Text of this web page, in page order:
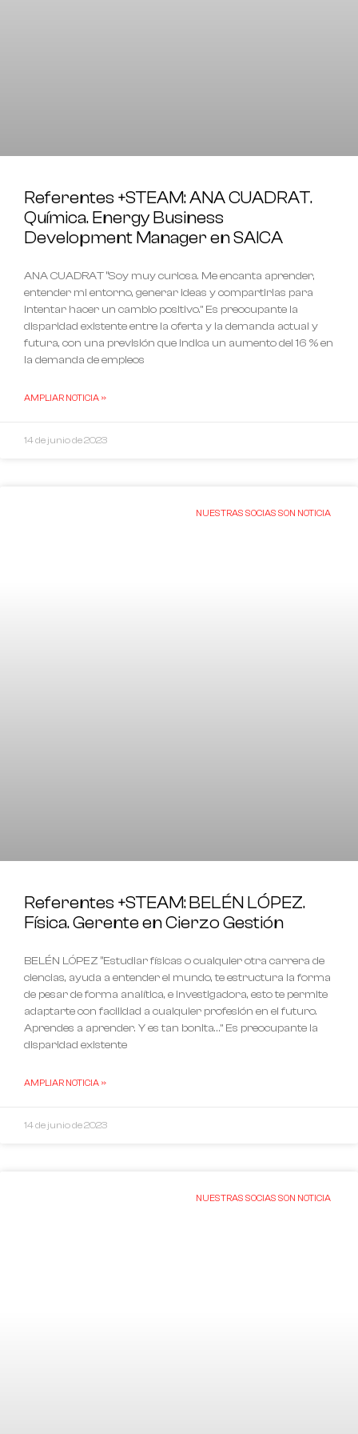
Referentes +STEAM: ANA CUADRAT.
Química. Energy Business
Development Manager en SAICA
ANA CUADRAT “Soy muy curiosa. Me encanta aprender,
entender mi entorno, generar ideas y compartirlas para
intentar hacer un cambio positivo.” Es preocupante la
disparidad existente entre la oferta y la demanda actual y
futura, con una previsión que indica un aumento del 16 % en
la demanda de empleos
AMPLIAR NOTICIA »
14 de junio de 2023
NUESTRAS SOCIAS SON NOTICIA
Referentes +STEAM: BELÉN LÓPEZ.
Física. Gerente en Cierzo Gestión
BELÉN LÓPEZ “Estudiar físicas o cualquier otra carrera de
ciencias, ayuda a entender el mundo, te estructura la forma
de pesar de forma analítica, e investigadora, esto te permite
adaptarte con facilidad a cualquier profesión en el futuro.
Aprendes a aprender. Y es tan bonita…” Es preocupante la
disparidad existente
AMPLIAR NOTICIA »
14 de junio de 2023
NUESTRAS SOCIAS SON NOTICIA